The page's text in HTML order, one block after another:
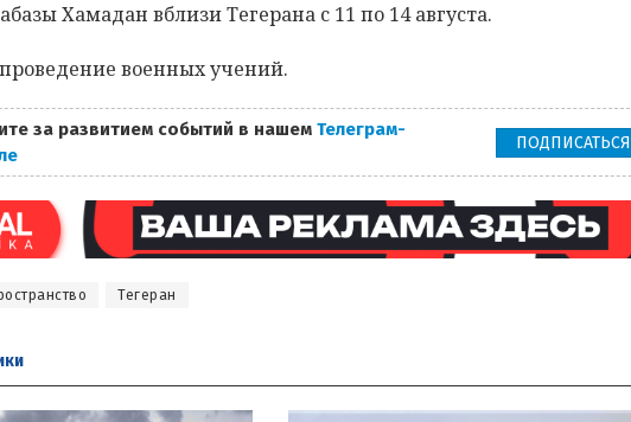
Хамадан вблизи Тегерана с 11 по 14 августа.
военных учений.
за развитием событий в нашем Телеграм-
ПОДПИСАТЬСЯ
Тегеран